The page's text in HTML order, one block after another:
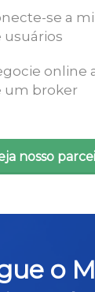
se a
usuários
online
um broker
nosso
o